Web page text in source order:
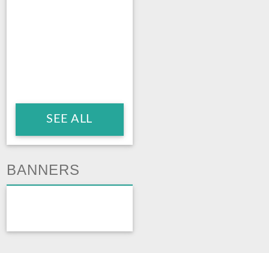
SEE ALL
BANNERS